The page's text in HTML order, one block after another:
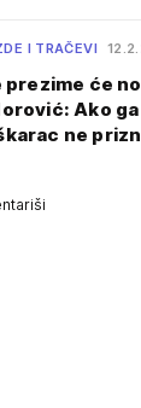
I TRAČEVI
prezime će
Ako
ne